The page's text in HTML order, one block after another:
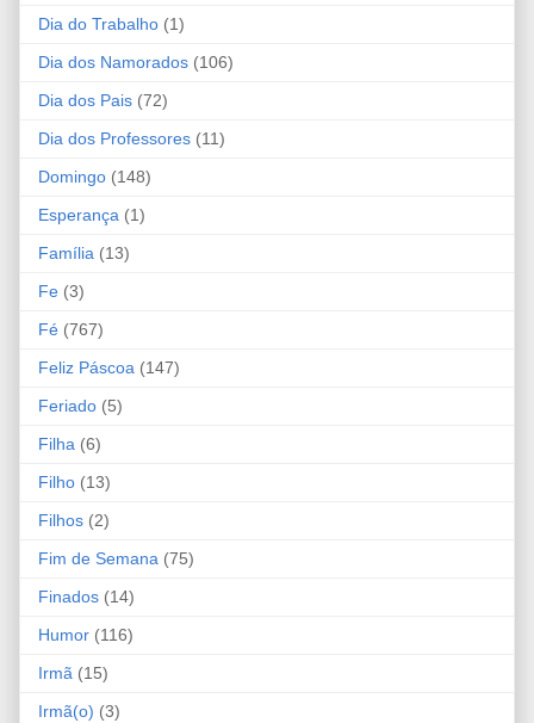
Dia do Trabalho (1)
Dia dos Namorados (106)
Dia dos Pais (72)
Dia dos Professores (11)
Domingo (148)
Esperança (1)
Família (13)
Fe (3)
Fé (767)
Feliz Páscoa (147)
Feriado (5)
Filha (6)
Filho (13)
Filhos (2)
Fim de Semana (75)
Finados (14)
Humor (116)
Irmã (15)
Irmã(o) (3)